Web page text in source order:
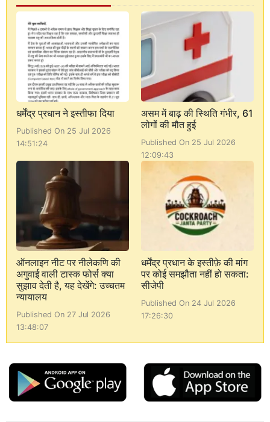
धर्मेंद्र प्रधान ने इस्तीफा दिया
Published On 25 Jul 2026
14:51:24
असम में बाढ़ की स्थिति गंभीर, 61
लोगों की मौत हुई
Published On 25 Jul 2026
12:09:43
ऑनलाइन नीट पर नीलेकणि की
अगुवाई वाली टास्क फोर्स क्या
सुझाव देती है, यह देखेंगे: उच्चतम
न्यायालय
Published On 27 Jul 2026
13:48:07
धर्मेंद्र प्रधान के इस्तीफ़े की मांग
पर कोई समझौता नहीं हो सकता:
सीजेपी
Published On 24 Jul 2026
17:26:30